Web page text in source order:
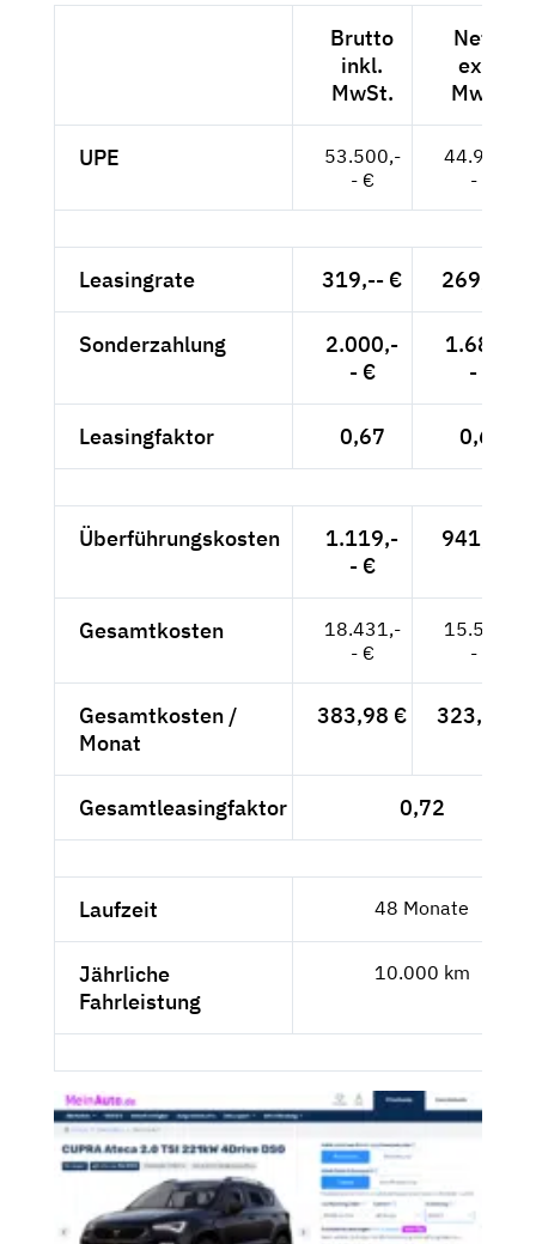
Brutto
inkl.
MwSt.
Netto
exkl.
MwSt.
UPE
53.500,-
- €
44.958,-
- €
Leasingrate 319,-- € 269,-- €
Sonderzahlung
2.000,-
- €
1.681,-
- €
Leasingfaktor 0,67 0,68
Überführungskosten
1.119,-
- €
941,-- €
Gesamtkosten
18.431,-
- €
15.534,-
- €
Gesamtkosten /
Monat
383,98 € 323,63 €
Gesamtleasingfaktor 0,72
Laufzeit 48 Monate
Jährliche
Fahrleistung
10.000 km